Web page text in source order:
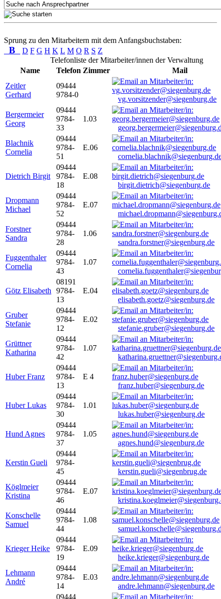
Sprung zu den Mitarbeitern mit dem Anfangsbuchstaben:
B D F G H K L M O R S Z
Telefonliste der Mitarbeiter/innen der Verwaltung
Name
Telefon Zimmer
Mail
Zeitler
Gerhard
09444
9784-0
vg.vorsitzender@siegenburg.de
Bergermeier
Georg
09444
9784-
33
1.03
Blachnik
Cornelia
09444
9784-
51
E.06
Dietrich Birgit
09444
9784-
18
E.08
birgit.dietrich@siegenburg.de
Dropmann
Michael
09444
9784-
52
E.07
Forstner
Sandra
09444
9784-
28
1.06
sandra.forstner@siegenburg.de
Fuggenthaler
Cornelia
09444
9784-
43
1.07
Götz Elisabeth
08191
9784-
13
E.04
elisabeth.goetz@siegenburg.de
Gruber
Stefanie
09444
9784-
12
E.02
stefanie.gruber@siegenburg.de
Grüttner
Katharina
09444
9784-
42
1.07
Huber Franz
09444
9784-
13
E 4
franz.huber@siegenburg.de
Huber Lukas
09444
9784-
30
1.01
lukas.huber@siegenburg.de
Hund Agnes
09444
9784-
37
1.05
agnes.hund@siegenburg.de
Kerstin Gueli
09444
9784-
45
kerstin.gueli@siegenbrug.de
Köglmeier
Kristina
09444
9784-
46
E.07
Konschelle
Samuel
09444
9784-
44
1.08
Krieger Heike
09444
9784-
19
E.09
heike.krieger@siegenburg.de
Lehmann
André
09444
9784-
14
E.03
andre.lehmann@siegenburg.de
09444